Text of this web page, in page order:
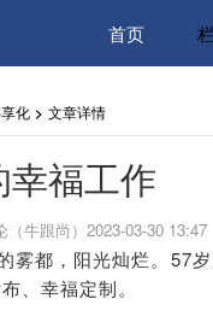
首页
化 > 文章详情
福工作
（牛跟尚）2023-03-30 13:47
雾都，阳光灿烂。57
、幸福定制。